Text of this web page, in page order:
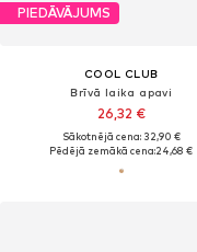
PIEDĀVĀJUMS
COOL CLUB
Brīvā laika apavi
26,32 €
Sākotnējā cena: 32,90 €
Pēdējā zemākā cena:24,68 €